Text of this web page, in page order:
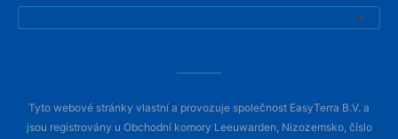
Tyto webové stránky vlastní a provozuje společnost EasyTerra B.V. a
jsou registrovány u Obchodní komory Leeuwarden, Nizozemsko, číslo